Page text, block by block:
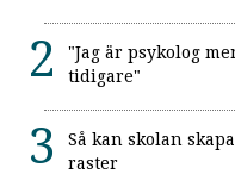
"Jag är psykolog
tidigare"
Så kan skolan
raster